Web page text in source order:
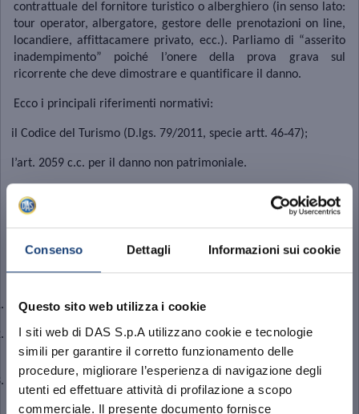
Consenso Dettagli Informazioni sui cookie
Questo sito web utilizza i cookie
I siti web di DAS S.p.A utilizzano cookie e tecnologie
simili per garantire il corretto funzionamento delle
procedure, migliorare l’esperienza di navigazione degli
utenti ed effettuare attività di profilazione a scopo
commerciale. Il presente documento fornisce
contrattuale del fornitore turistico o alberghiero (in senso lato:
tour operator, albergatore, gestore delle prenotazioni on line,
locandiere, affittacamere privato, ecc.). Parliamo di “asserito
inadempimento” poiché l’onere della prova grava sul
ricorrente che deve dimostrare e quantificare il danno.
Ecco i principali riferimenti normativi:
il Codice del Turismo (D.lgs. 79/2011, specie artt. 46‑47);
l’art. 2059 c.c. per il danno non patrimoniale.
Quando opera il risarcimento
Il danno è riconosciuto se:
vi è un inadempimento non lieve;
il turista non può godere della vacanza secondo le legittime
aspettative;
la situazione produce disagio rilevante o perdita dell’esperienza
attesa.